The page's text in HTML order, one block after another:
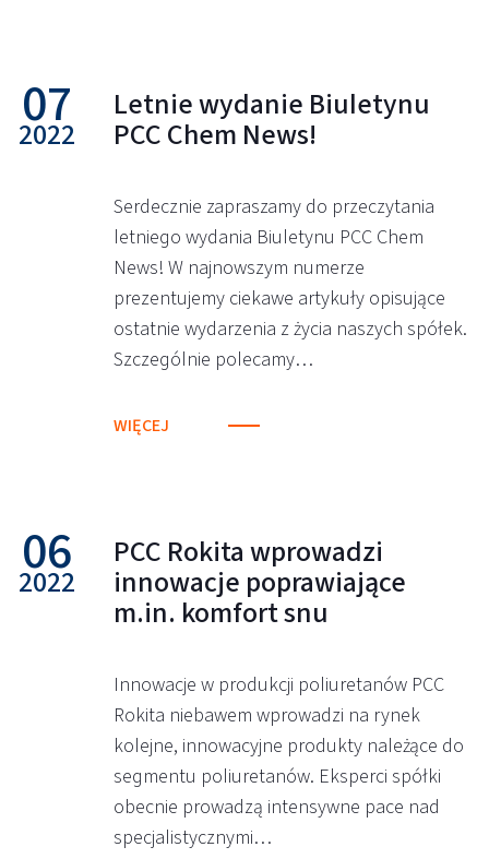
07
2022
Letnie wydanie Biuletynu
PCC Chem News!
Serdecznie zapraszamy do przeczytania
letniego wydania Biuletynu PCC Chem
News! W najnowszym numerze
prezentujemy ciekawe artykuły opisujące
ostatnie wydarzenia z życia naszych spółek.
Szczególnie polecamy…
WIĘCEJ
06
2022
PCC Rokita wprowadzi
innowacje poprawiające
m.in. komfort snu
Innowacje w produkcji poliuretanów PCC
Rokita niebawem wprowadzi na rynek
kolejne, innowacyjne produkty należące do
segmentu poliuretanów. Eksperci spółki
obecnie prowadzą intensywne pace nad
specjalistycznymi…